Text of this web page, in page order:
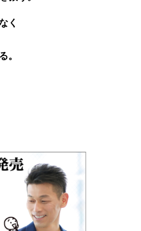
く
。